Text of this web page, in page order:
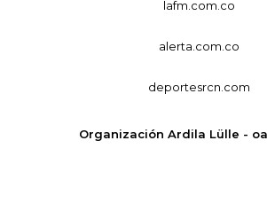
lafm.com.co
alerta.com.co
deportesrcn.com
Organización Ardila Lülle -